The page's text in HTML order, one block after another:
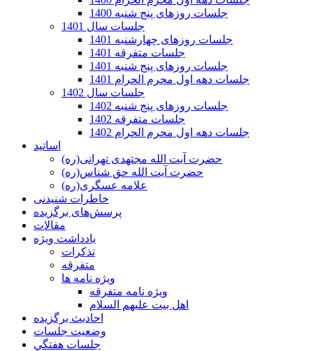
جلسات روزهای پنج شنبه 1400
جلسات سال 1401
جلسات روزهای چهارشنبه 1401
جلسات متفرقه 1401
جلسات روزهای پنج شنبه 1401
جلسات دهه اول محرم الحرام 1401
جلسات سال 1402
جلسات روزهای پنج شنبه 1402
جلسات متفرقه 1402
جلسات دهه اول محرم الحرام 1402
اساتید
حضرت آیت الله مجتهدی تهرانی(ره)
حضرت آیت الله حق شناس(ره)
علامه عسگری(ره)
خاطرات شنیدنی
پرسش‌های برگزیده
مقالات
یادداشت ویژه
تذكرات
متفرقه
ويژه نامه ها
ويژه نامه متفرقه
اهل بيت عليهم السلام
احادیث برگزیده
وضعیت جلسات
جلسات هفتگي